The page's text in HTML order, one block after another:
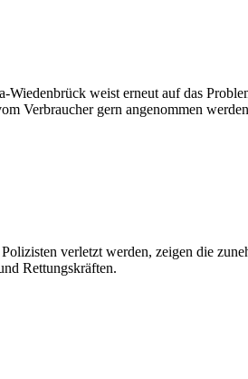
weist erneut auf das
Verbraucher gern angenommen
verletzt werden, zeigen die
Rettungskräften.